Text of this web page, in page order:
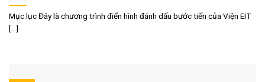
Mục lục Đây là chương trình điển hình đánh dấu bước tiến của Viện EIT
[...]